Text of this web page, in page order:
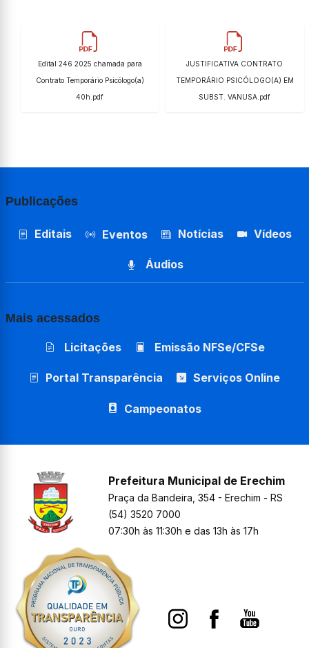
Edital 246 2025 chamada para
Contrato Temporário Psicólogo(a)
40h.pdf
JUSTIFICATIVA CONTRATO
TEMPORÁRIO PSICÓLOGO(A) EM
SUBST. VANUSA.pdf
Publicações
Editais Eventos Notícias Vídeos
Áudios
Mais acessados
Licitações Emissão NFSe/CFSe
Portal Transparência Serviços Online
Campeonatos
Prefeitura Municipal de Erechim
Praça da Bandeira, 354 - Erechim - RS
(54) 3520 7000
07:30h às 11:30h e das 13h às 17h